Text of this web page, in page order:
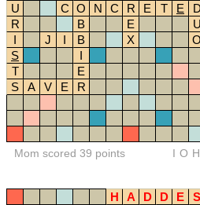
U
C O N C R E T E
D
R
B E
U
I
J I B X
O
S
I
T
E
S
A V E R
Mom scored 39 points
H A D D E S